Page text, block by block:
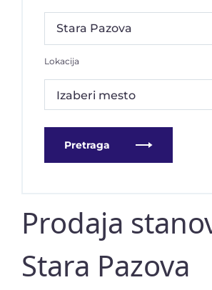
Lokacija
Izaberi mesto
Pretraga
Prodaja
Stara Pazova